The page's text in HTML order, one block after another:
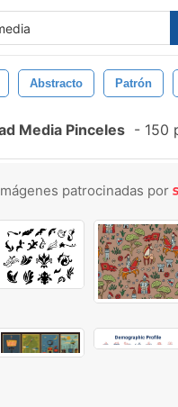
Abstracto Patrón
Media Pinceles - 150
patrocinadas por